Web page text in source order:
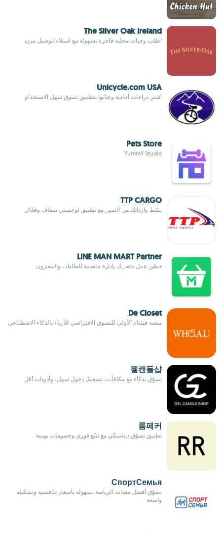
The Silver Oak Ireland
اطلب وجبات محلية فاخرة بسهولة مع استلام/توصيل مرن
Unicycle.com USA
اشترِ دراجات أحادية وعِدّتها بتطبيق تسوق سهل الاستخدام
Pets Store
YummY Studio
TTP CARGO
بسّط وارداتك من الصين مع تطبيق لوجستي شفاف وفعّال
LINE MAN MART Partner
حسّن عمل متجرك بإدارة متقدمة للطلبات والمخزون
De Closet
منصة فيتنام الأولى للتسوق الافتراضي للأزياء بالذكاء الاصطناعي
젤캔들샵
تسوّق بذكاء مع مكافآت، تسجيل دخول سهل، وأذونات أقل
룸페커
تطبيق تسوّق ديناميكي مع تتبّع فوري وخصومات يومية
СпортСемья
تسوّق أفضل معدات الرياضة بسهولة بأسعار تنافسية وتشكيلة
واسعة